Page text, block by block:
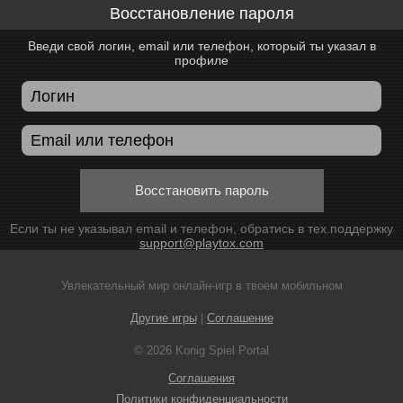
Восстановление пароля
Введи свой логин, email или телефон, который ты указал в
профиле
Восстановить пароль
Если ты не указывал email и телефон, обратись в тех.поддержку
support@playtox.com
Увлекательный мир онлайн-игр в твоем мобильном
Другие игры| Соглашение
© 2026 Konig Spiel Portal
Соглашения
Политики конфиденциальности